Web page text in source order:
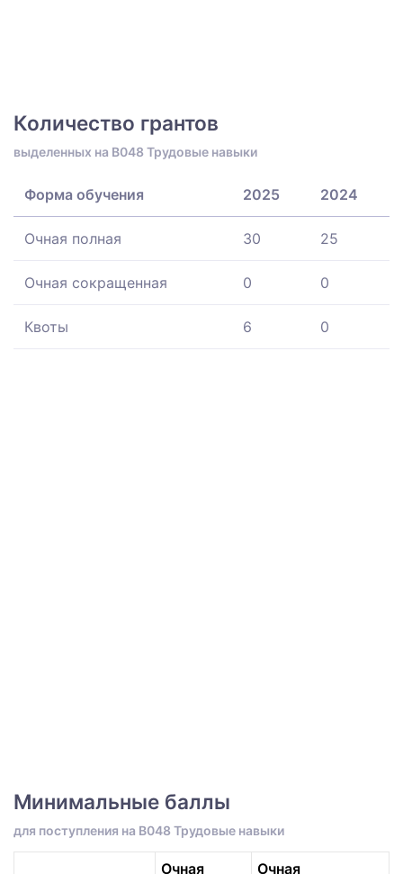
Количество грантов
выделенных на B048 Трудовые навыки
Форма обучения 2025 2024
Очная полная 30 25
Очная сокращенная 0 0
Квоты 6 0
Минимальные баллы
для поступления на B048 Трудовые навыки
Очная Очная